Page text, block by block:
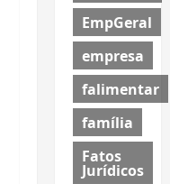
EmpGeral
empresa
falimentar
família
Fatos
Jurídicos